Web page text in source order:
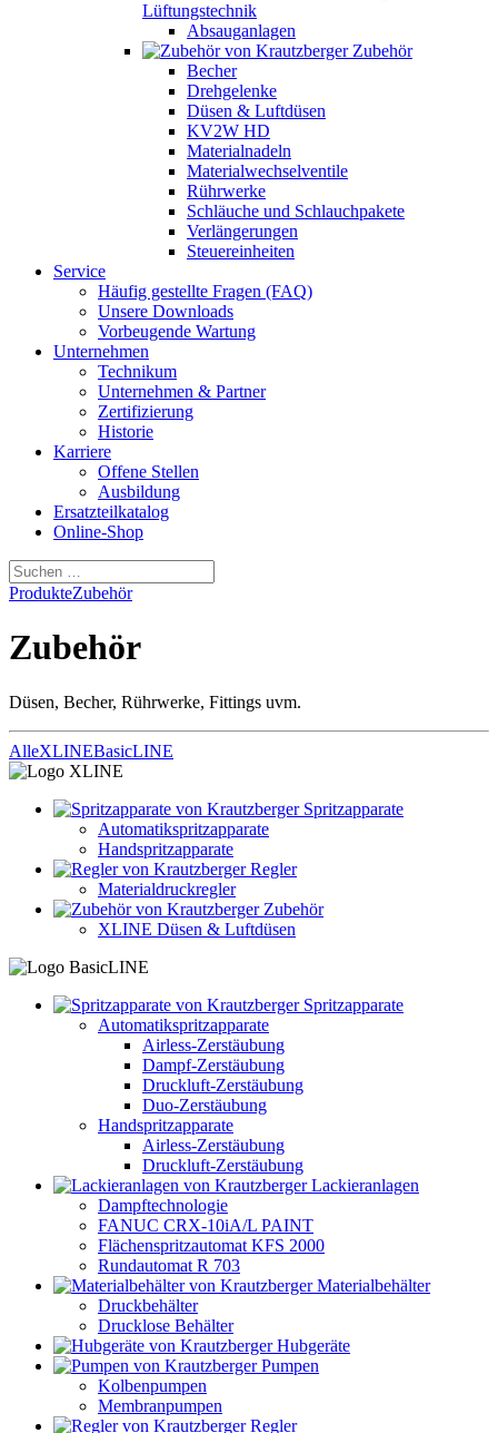
Lüftungstechnik
Absauganlagen
Zubehör
Becher
Drehgelenke
Düsen & Luftdüsen
KV2W HD
Materialnadeln
Materialwechselventile
Rührwerke
Schläuche und Schlauchpakete
Verlängerungen
Steuereinheiten
Service
Häufig gestellte Fragen (FAQ)
Unsere Downloads
Vorbeugende Wartung
Unternehmen
Technikum
Unternehmen & Partner
Zertifizierung
Historie
Karriere
Offene Stellen
Ausbildung
Ersatzteilkatalog
Online-Shop
ProdukteZubehör
Zubehör
Düsen, Becher, Rührwerke, Fittings uvm.
AlleXLINEBasicLINE
Spritzapparate
Automatikspritzapparate
Handspritzapparate
Regler
Materialdruckregler
Zubehör
XLINE Düsen & Luftdüsen
Spritzapparate
Automatikspritzapparate
Airless-Zerstäubung
Dampf-Zerstäubung
Druckluft-Zerstäubung
Duo-Zerstäubung
Handspritzapparate
Airless-Zerstäubung
Druckluft-Zerstäubung
Lackieranlagen
Dampftechnologie
FANUC CRX-10iA/L PAINT
Flächenspritzautomat KFS 2000
Rundautomat R 703
Materialbehälter
Druckbehälter
Drucklose Behälter
Hubgeräte
Pumpen
Kolbenpumpen
Membranpumpen
Regler